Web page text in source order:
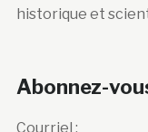
historique et
Abonnez-
Courriel :